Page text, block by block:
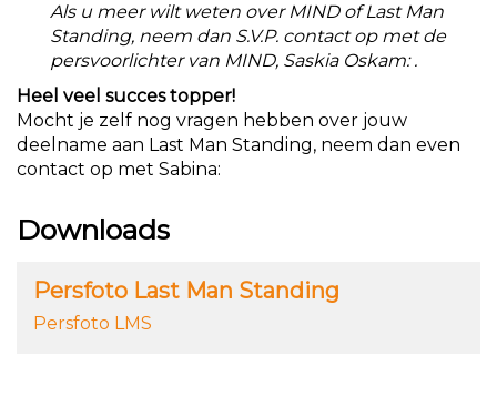
Als u meer wilt weten over MIND of Last Man
Standing, neem dan S.V.P. contact op met de
persvoorlichter van MIND, Saskia Oskam:.
Heel veel succes topper!
Mocht je zelf nog vragen hebben over jouw
deelname aan Last Man Standing, neem dan even
contact op met Sabina:
Downloads
Persfoto Last Man Standing
Persfoto LMS